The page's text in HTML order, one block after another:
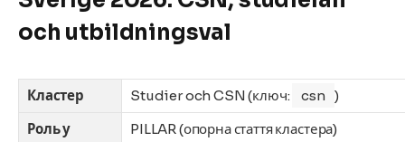
och utbildningsval
Кластер Studier och CSN (ключ: csn )
Роль у
PILLAR (опорна стаття кластера)